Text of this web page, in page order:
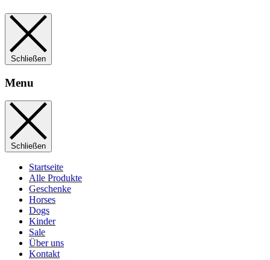
Schließen
Menu
Schließen
Startseite
Alle Produkte
Geschenke
Horses
Dogs
Kinder
Sale
Über uns
Kontakt